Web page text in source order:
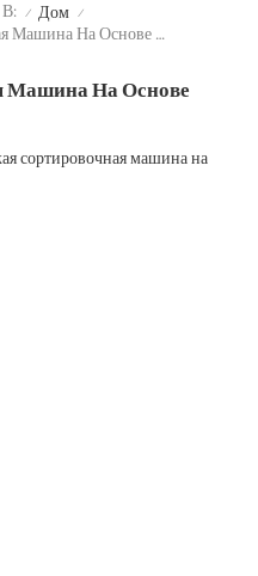
В: / Дом /
Оптическая Сортировочная Машина На Основе Сенсора
Машина На Основе
сортировочная машина на